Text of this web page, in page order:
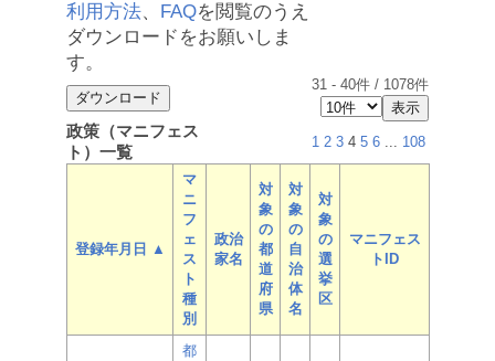
利用方法、 FAQを閲覧のうえ
ダウンロードをお願いしま
す。
31 - 40件 / 1078件
政策（マニフェス
ト）一覧
1 2 3 4 5 6 ... 108
登録年月日 ▲
マ
ニ
フ
ェ
ス
ト
種
別
政治
家名
対
象
の
都
道
府
県
対
象
の
自
治
体
名
対
象
の
選
挙
区
マニフェス
トID
都